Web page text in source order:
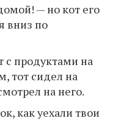
— но кот его
вниз по
с продуктами на
тот сидел на
на него.
как уехали твои